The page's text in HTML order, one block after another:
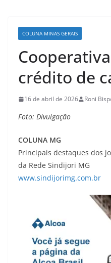
COLUNA MINAS GERAIS
crédito de
16 de abril de 2026 Roni
Foto: Divulgação
COLUNA MG
Principais destaques dos
da Rede Sindijori MG
www.sindijorimg.com.br